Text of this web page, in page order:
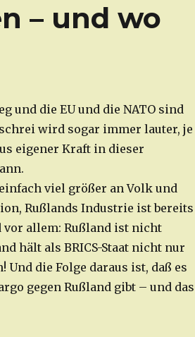
– und wo
und die EU und die NATO sind
wird sogar immer lauter, je
eigener Kraft in dieser
viel größer an Volk und
Rußlands Industrie ist bereits
allem: Rußland ist nicht
hält als BRICS-Staat nicht nur
Und die Folge daraus ist, daß es
gegen Rußland gibt – und das